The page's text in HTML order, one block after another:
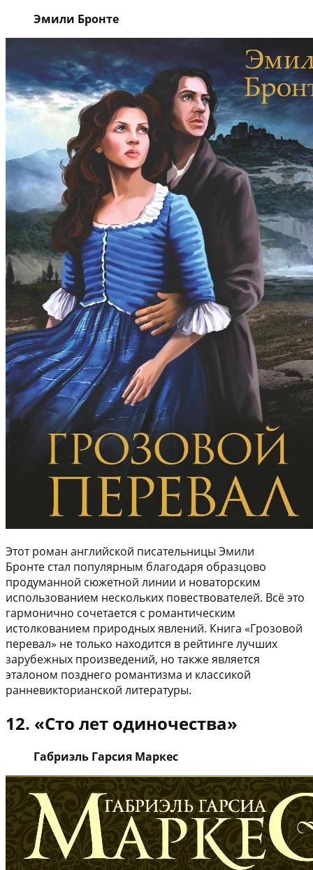
Эмили Бронте
Этот роман английской писательницы Эмили
Бронте стал популярным благодаря образцово
продуманной сюжетной линии и новаторским
использованием нескольких повествователей. Всё это
гармонично сочетается с романтическим
истолкованием природных явлений. Книга «Грозовой
перевал» не только находится в рейтинге лучших
зарубежных произведений, но также является
эталоном позднего романтизма и классикой
ранневикторианской литературы.
12. «Сто лет одиночества»
Габриэль Гарсия Маркес